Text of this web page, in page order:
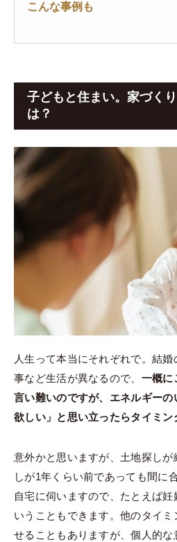
こんな事例も
子どもと住まい。家づく
は？
人生って本当にそれぞれで。結
事など生活が異なるので、 一概に
言い難いのですが、エネルギー
欲しい」と思い立ったらタイミン
意外かと思いますが、土地探しが
しが1年くらい前であっても間に
自宅に伺いますので、たとえば妊
いうこともできます。他のタイ
せることもありますが、個人的